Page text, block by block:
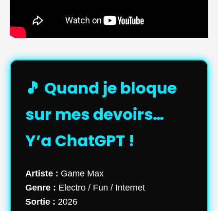
🎵 Quand je bloque
sur mes devoirs…
Y’a ChatGPT !
Artiste : Game Max
Genre : Electro / Fun / Internet
Sortie : 2026